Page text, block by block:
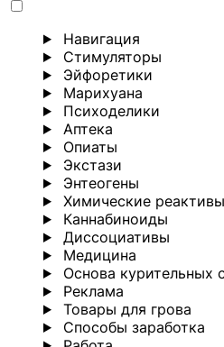
Навигация
Стимуляторы
Эйфоретики
Марихуана
Психоделики
Аптека
Опиаты
Экстази
Энтеогены
Химические
Каннабиноиды
Диссоциативы
Медицина
Основа курительных
Реклама
Товары для грова
Способы заработка